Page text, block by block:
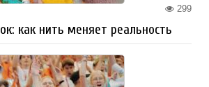
299
как нить меняет реальность